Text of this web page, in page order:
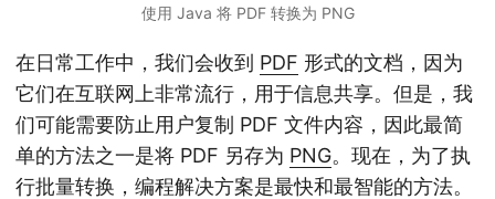
使用 Java 将 PDF 转换为 PNG
在日常工作中，我们会收到 PDF 形式的文档，因为
它们在互联网上非常流行，用于信息共享。但是，我
们可能需要防止用户复制 PDF 文件内容，因此最简
单的方法之一是将 PDF 另存为 PNG。现在，为了执
行批量转换，编程解决方案是最快和最智能的方法。